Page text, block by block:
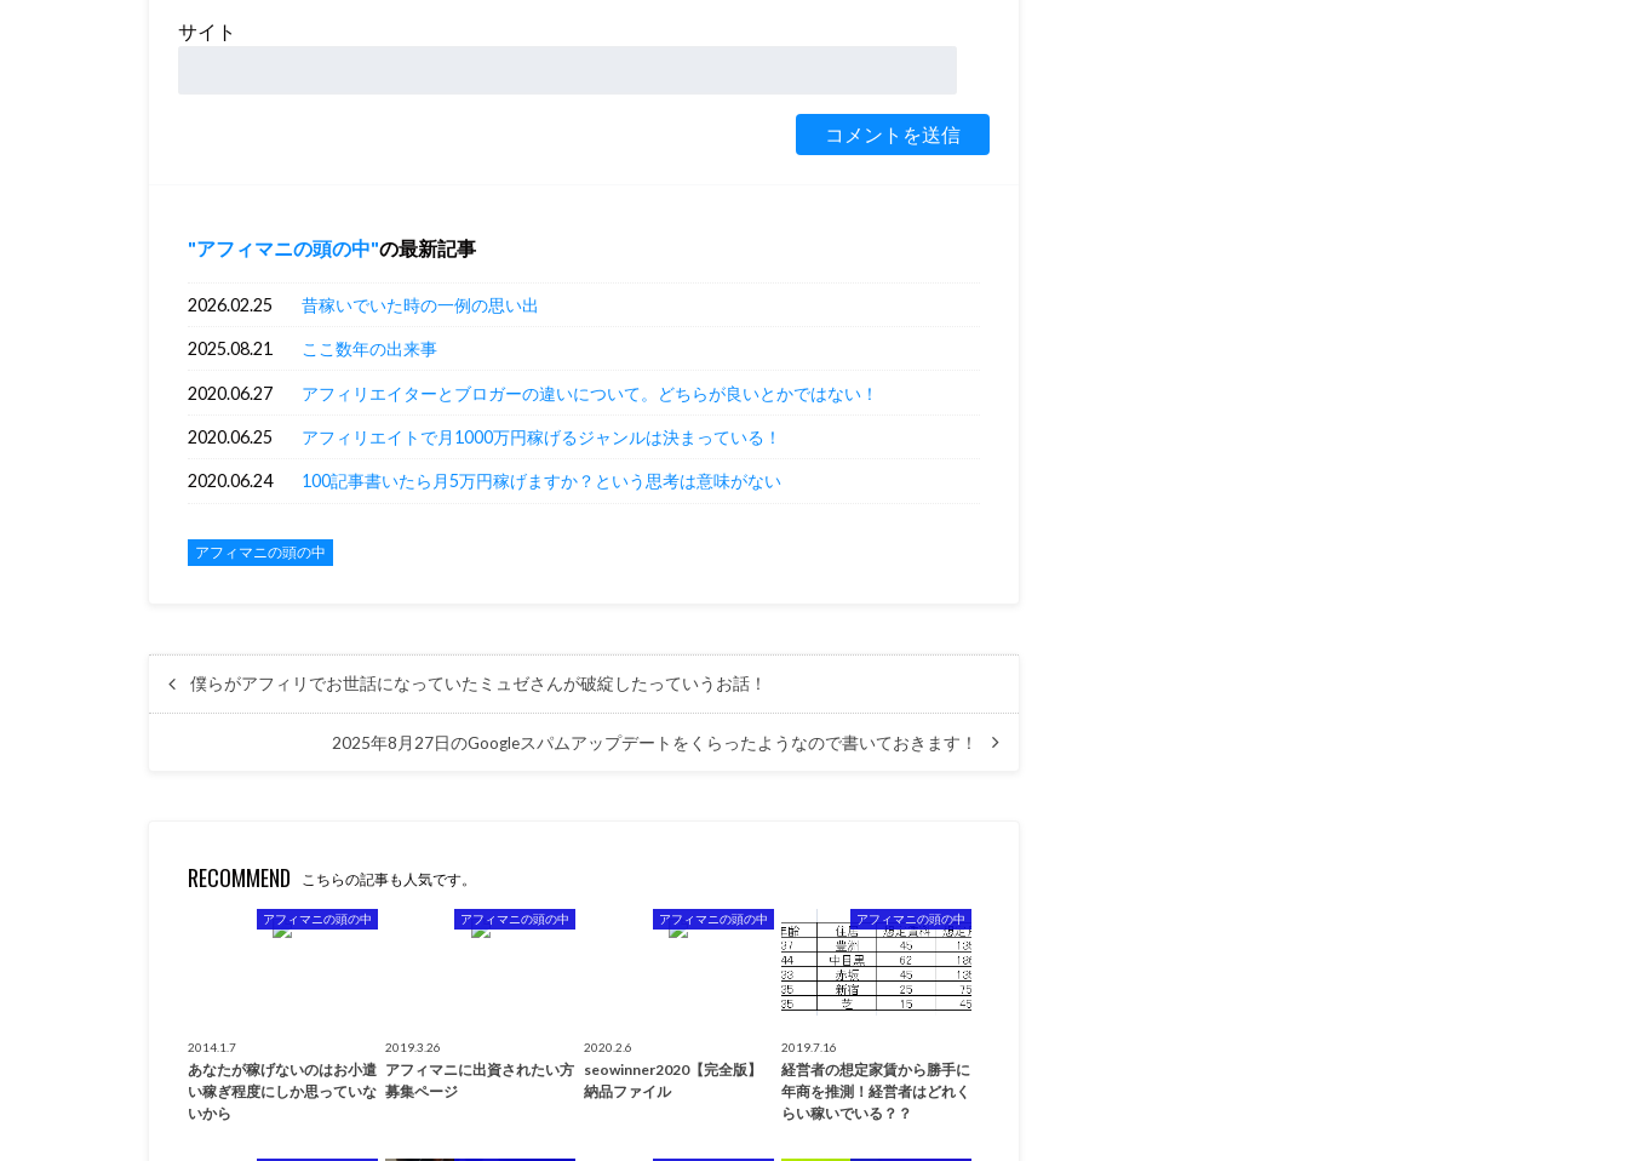
サイト
アフィマニの頭の中 の最新記事
2026.02.25 昔稼いでいた時の一例の思い出
2025.08.21 ここ数年の出来事
2020.06.27 アフィリエイターとブロガーの違いについて。どちらが良いとかではない！
2020.06.25 アフィリエイトで月1000万円稼げるジャンルは決まっている！
2020.06.24 100記事書いたら月5万円稼げますか？という思考は意味がない
アフィマニの頭の中
僕らがアフィリでお世話になっていたミュゼさんが破綻したっていうお話！
2025年8月27日のGoogleスパムアップデートをくらったようなので書いておきます！
RECOMMEND こちらの記事も人気です。
アフィマニの頭の中
2014.1.7
あなたが稼げないのはお小遣
い稼ぎ程度にしか思っていな
いから
アフィマニの頭の中
2019.3.26
アフィマニに出資されたい方
募集ページ
アフィマニの頭の中
2020.2.6
seowinner2020【完全版】
納品ファイル
アフィマニの頭の中
2019.7.16
経営者の想定家賃から勝手に
年商を推測！経営者はどれく
らい稼いでいる？？